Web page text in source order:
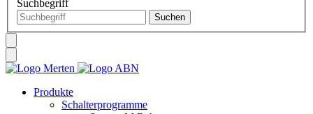
Suchbegriff
Produkte
Schalterprogramme